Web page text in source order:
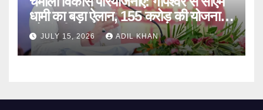
धामी का बड़ा ऐलान, 155 करोड़ की योजनाओं
को मंजूरी
JULY 15, 2026 ADIL KHAN